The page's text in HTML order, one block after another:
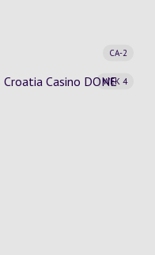
CA-2
Casino
WEK 4
DONE